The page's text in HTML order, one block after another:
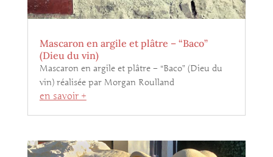
Mascaron en argile et plâtre – “Baco”
(Dieu du vin)
Mascaron en argile et plâtre – “Baco” (Dieu du
vin) réalisée par Morgan Roulland
en savoir +